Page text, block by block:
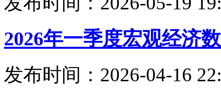
2026年一季度宏观经济
发布时间：2026-04-16